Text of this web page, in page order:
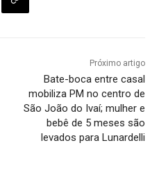
Próximo artigo
Bate-boca entre casal
mobiliza PM no centro de
São João do Ivaí; mulher e
bebê de 5 meses são
levados para Lunardelli